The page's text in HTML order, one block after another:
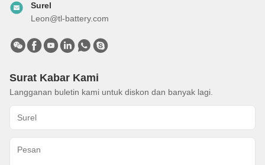
Surel
Leon@tl-battery.com
Surat Kabar Kami
Langganan buletin kami untuk diskon dan banyak lagi.